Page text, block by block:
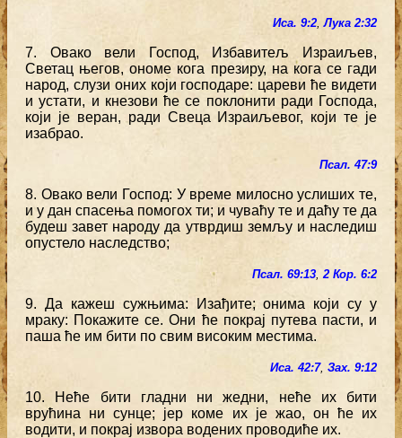
Иса. 9:2,Лука 2:32
7. Овако вели Господ, Избавитељ Израиљев,
Светац његов, ономе кога презиру, на кога се гади
народ, слузи оних који господаре: цареви ће видети
и устати, и кнезови ће се поклонити ради Господа,
који је веран, ради Свеца Израиљевог, који те је
изабрао.
Псал. 47:9
8. Овако вели Господ: У време милосно услиших те,
и у дан спасења помогох ти; и чуваћу те и даћу те да
будеш завет народу да утврдиш земљу и наследиш
опустело наследство;
Псал. 69:13,2 Кор. 6:2
9. Да кажеш сужњима: Изађите; онима који су у
мраку: Покажите се. Они ће покрај путева пасти, и
паша ће им бити по свим високим местима.
Иса. 42:7, Зах. 9:12
10. Неће бити гладни ни жедни, неће их бити
врућина ни сунце; јер коме их је жао, он ће их
водити, и покрај извора водених проводиће их.